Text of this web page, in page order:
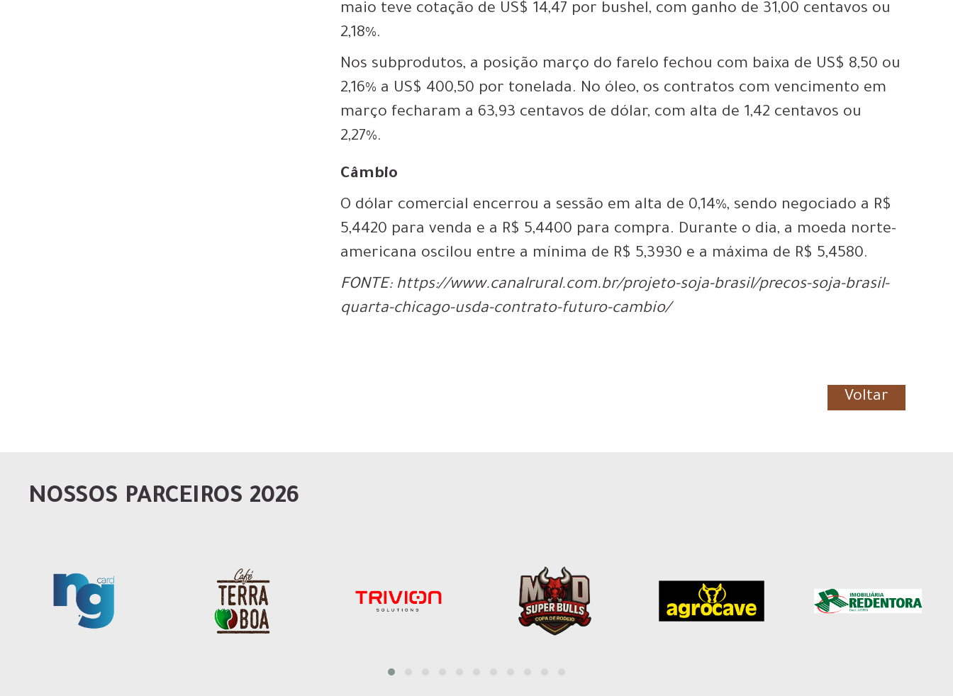
maio teve cotação de US$ 14,47 por bushel, com ganho de 31,00 centavos ou
2,18%.
Nos subprodutos, a posição março do farelo fechou com baixa de US$ 8,50 ou
2,16% a US$ 400,50 por tonelada. No óleo, os contratos com vencimento em
março fecharam a 63,93 centavos de dólar, com alta de 1,42 centavos ou
2,27%.
Câmbio
O dólar comercial encerrou a sessão em alta de 0,14%, sendo negociado a R$
5,4420 para venda e a R$ 5,4400 para compra. Durante o dia, a moeda norte-
americana oscilou entre a mínima de R$ 5,3930 e a máxima de R$ 5,4580.
FONTE: https://www.canalrural.com.br/projeto-soja-brasil/precos-soja-brasil-
quarta-chicago-usda-contrato-futuro-cambio/
Voltar
NOSSOS PARCEIROS 2026